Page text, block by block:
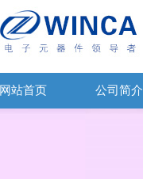
网站首页 公司简介
TDK-EPCOS热敏电阻 B57351V5103H060